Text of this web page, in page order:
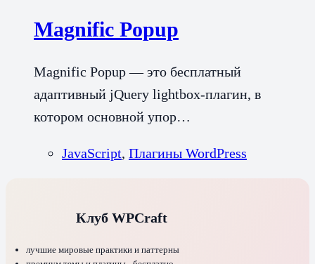
Magnific Popup
Magnific Popup — это бесплатный
адаптивный jQuery lightbox-плагин, в
котором основной упор…
JavaScript, Плагины WordPress
Клуб WPCraft
лучшие мировые практики и паттерны